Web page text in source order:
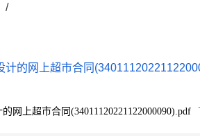
/
计的网上超市合同
网上超市合同(34011120221122000090).pdf